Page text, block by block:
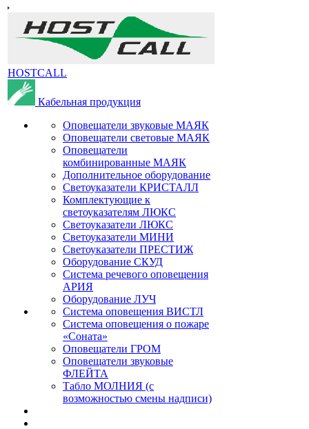
HOSTCALL
Кабельная продукция
Оповещатели звуковые МАЯК
Оповещатели световые МАЯК
Оповещатели
комбинированные МАЯК
Дополнительное оборудование
Светоуказатели КРИСТАЛЛ
Комплектующие к
светоуказателям ЛЮКС
Светоуказатели ЛЮКС
Светоуказатели МИНИ
Светоуказатели ПРЕСТИЖ
Оборудование СКУД
Система речевого оповещения
АРИЯ
Оборудование ЛУЧ
Система оповещения ВИСТЛ
Система оповещения о пожаре
«Соната»
Оповещатели ГРОМ
Оповещатели звуковые
ФЛЕЙТА
Табло МОЛНИЯ (с
возможностью смены надписи)